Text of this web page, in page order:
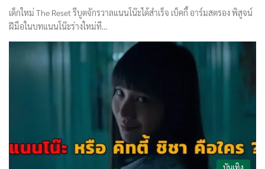
เด็กใหม่ The Reset รีบูตจักรวาลแนนโน๊ะได้สำเร็จ เบ็คกี้ อาร์มสตรอง พิสูจน์
ฝีมือในบทแนนโน๊ะร่างใหม่ที…